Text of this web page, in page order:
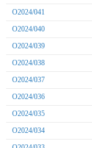
O2024/041
O2024/040
O2024/039
O2024/038
O2024/037
O2024/036
O2024/035
O2024/034